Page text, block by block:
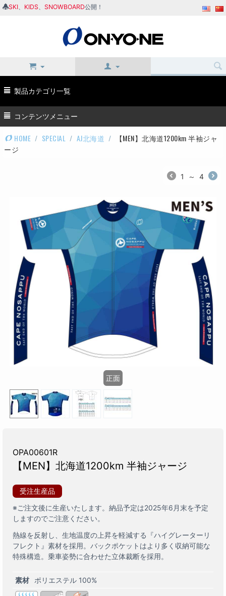
SKI KIDS SNOWBOARD公開！
製品カテゴリ一覧
コンテンツメニュー
HOME / SPECIAL / AJ北海道 /
【MEN】北海道1200km 半袖ジャ
ージ
1 ～ 4
正面
OPA00601R
【MEN】北海道1200km 半袖ジャージ
受注生産品
※ご注文後に生産いたします。納品予定は2025年6月末を予定
しますのでご注意ください。
熱線を反射し、生地温度の上昇を軽減する『ハイグレーターリ
フレクト』素材を採用。バックポケットはより多く収納可能な
特殊構造。乗車姿勢に合わせた立体裁断を採用。
素材 ポリエステル 100%